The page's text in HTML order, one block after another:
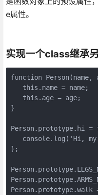
e属性。
实现一个class继承
function Person(name,
this.name = name;
this.age = age;
}
Person.prototype.hi =
console.log('Hi,
};